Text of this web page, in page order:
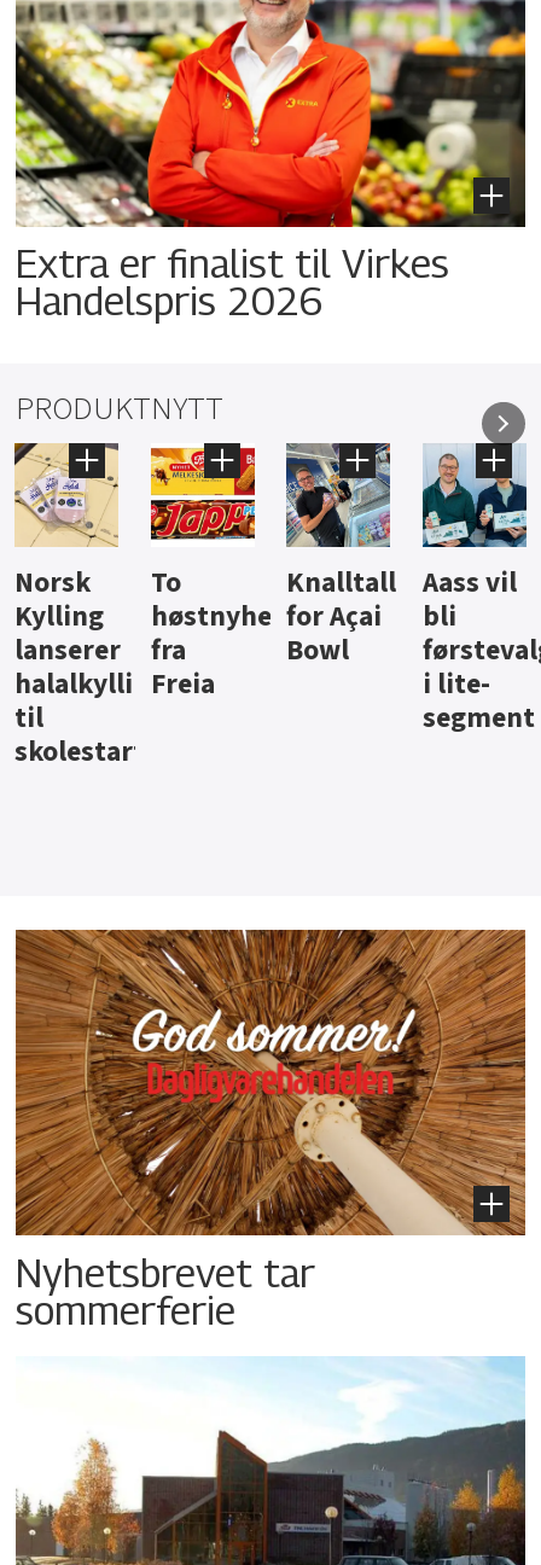
Extra er finalist til Virkes
Handelspris 2026
PRODUKTNYTT
Knalltall
for Açai
Bowl
Aass vil
bli
førstevalg
i lite-
Brus og
jus fra
Berentsen
Hard
iste fra
Hansa
Nyhetsbrevet tar
sommerferie